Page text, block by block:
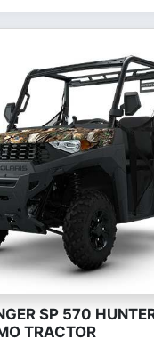
SP 570
TRACTOR